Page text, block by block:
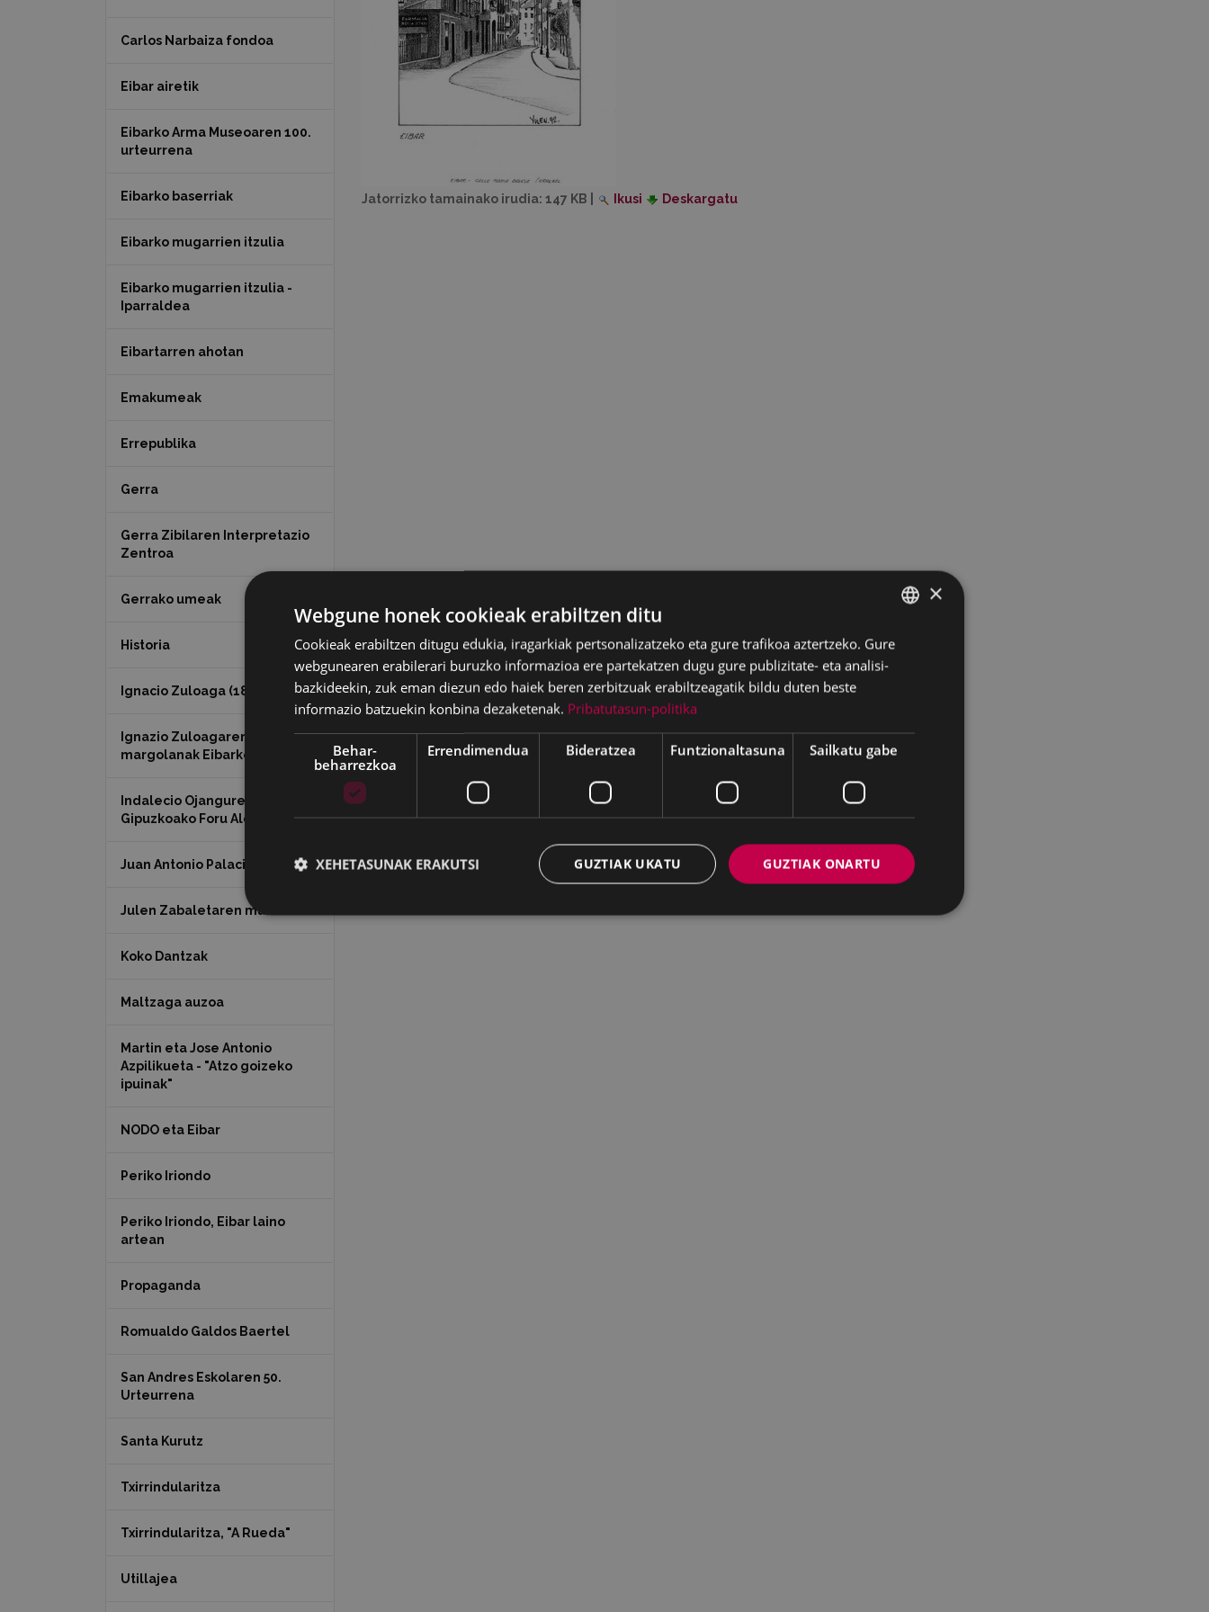
Jatorrizko tamainako irudia: 147 KB Ikusi Deskargatu
Carlos Narbaiza fondoa
Eibar airetik
Eibarko Arma Museoaren 100.
urteurrena
Eibarko baserriak
Eibarko mugarrien itzulia
Eibarko mugarrien itzulia -
Iparraldea
Eibartarren ahotan
Emakumeak
Errepublika
Gerra
Gerra Zibilaren Interpretazio
Zentroa
Gerrako umeak
Historia
Ignacio Zuloaga (1870-2020)
Ignazio Zuloagaren
margolanak Eibarko dendetan
Indalecio Ojanguren,
Gipuzkoako Foru Aldundia
Juan Antonio Palacios HARRIA
Julen Zabaletaren marrazkiak
Koko Dantzak
Maltzaga auzoa
Martin eta Jose Antonio
Azpilikueta - "Atzo goizeko
ipuinak"
NODO eta Eibar
Periko Iriondo
Periko Iriondo, Eibar laino
artean
Propaganda
Romualdo Galdos Baertel
San Andres Eskolaren 50.
Urteurrena
Santa Kurutz
Txirrindularitza
Txirrindularitza, "A Rueda"
Utillajea
BASQUE
SPANISH
×
Webgune honek cookieak erabiltzen ditu
Cookieak erabiltzen ditugu edukia, iragarkiak pertsonalizatzeko eta gure trafikoa aztertzeko. Gure
webgunearen erabilerari buruzko informazioa ere partekatzen dugu gure publizitate- eta analisi-
bazkideekin, zuk eman diezun edo haiek beren zerbitzuak erabiltzeagatik bildu duten beste
informazio batzuekin konbina dezaketenak. Pribatutasun-politika
Behar-
beharrezkoa
Errendimendua Bideratzea Funtzionaltasuna Sailkatu gabe
GUZTIAK ONARTU
GUZTIAK UKATU
XEHETASUNAK ERAKUTSI